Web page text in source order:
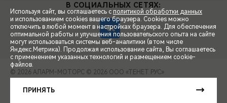
СПЕЦПРЕДЛОЖЕНИЯ
ЗАПИСЬ НА ТЕСТ-ДРАЙВ
В СОЦИАЛЬНЫХ СЕТЯХ:
© 2026 АЛАРМ-МОТОРС © 2026 ООО «ТЕНЕТ РУС»
Сделано в ПЕРКС
Используя сайт, вы соглашаетесь с политикой обработки данных
и использованием cookies вашего браузера. Cookies можно
отключить в любой момент в настройках браузера. Для обеспечения
оптимальной работы и улучшения пользовательского опыта на сайте
могут использоваться системы веб-аналитики (в том числе
Яндекс.Метрика). Продолжая использование сайта, Вы соглашаетесь
с применением указанных технологий и размещением cookie-
файлов.
ПРИНЯТЬ